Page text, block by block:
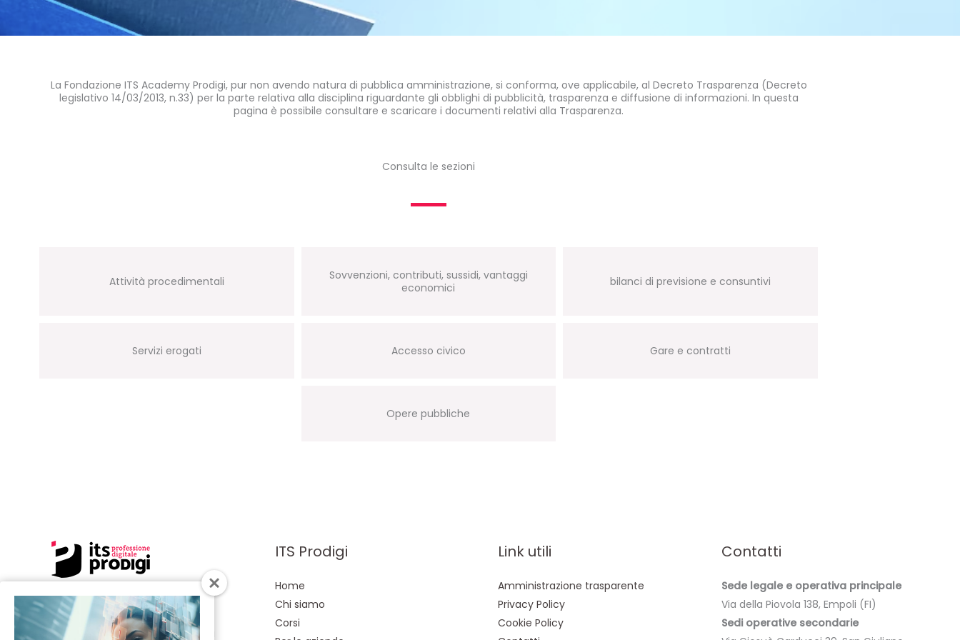
La Fondazione ITS Academy Prodigi, pur non avendo natura di pubblica amministrazione, si conforma, ove applicabile, al Decreto Trasparenza (Decreto
legislativo 14/03/2013, n.33) per la parte relativa alla disciplina riguardante gli obblighi di pubblicità, trasparenza e diffusione di informazioni. In questa
pagina è possibile consultare e scaricare i documenti relativi alla Trasparenza.
Consulta le sezioni
Attività procedimentali
Sovvenzioni, contributi, sussidi, vantaggi
economici
bilanci di previsione e consuntivi
Servizi erogati Accesso civico Gare e contratti
Opere pubbliche
Siamo l’unica scuola di alta
formazione in Toscana dedicata
ITS Prodigi
Home
Chi siamo
Corsi
Link utili
Amministrazione trasparente
Privacy Policy
Cookie Policy
Contatti
Sede legale e operativa principale
Via della Piovola 138, Empoli (FI)
Sedi operative secondarie